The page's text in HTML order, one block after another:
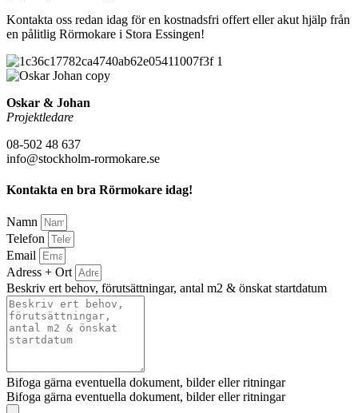
Kontakta oss redan idag för en kostnadsfri offert eller akut hjälp från
en pålitlig Rörmokare i Stora Essingen!
Oskar & Johan
Projektledare
08-502 48 637
info@stockholm-rormokare.se
Kontakta en bra Rörmokare idag!
Namn
Telefon
Email
Adress + Ort
Beskriv ert behov, förutsättningar, antal m2 & önskat startdatum
Bifoga gärna eventuella dokument, bilder eller ritningar
Bifoga gärna eventuella dokument, bilder eller ritningar